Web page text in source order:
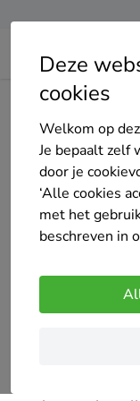
Deze
cookies
Welkom op
Je bepaalt zelf
door je
‘Alle cookies
met het
beschreven in
Home Bedrijven
Gaswacht
(4
Gaswacht